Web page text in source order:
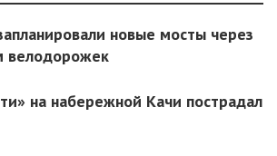
новые мосты через
велодорожек
на набережной Качи пострадал